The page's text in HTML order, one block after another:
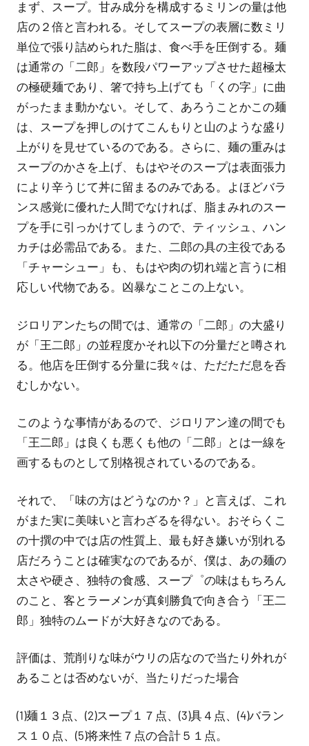
まず、スープ。甘み成分を構成するミリンの量は他
店の２倍と言われる。そしてスープの表層に数ミリ
単位で張り詰められた脂は、食べ手を圧倒する。麺
は通常の「二郎」を数段パワーアップさせた超極太
の極硬麺であり、箸で持ち上げても「くの字」に曲
がったまま動かない。そして、あろうことかこの麺
は、スープを押しのけてこんもりと山のような盛り
上がりを見せているのである。さらに、麺の重みは
スープのかさを上げ、もはやそのスープは表面張力
により辛うじて丼に留まるのみである。よほどバラ
ンス感覚に優れた人間でなければ、脂まみれのスー
プを手に引っかけてしまうので、ティッシュ、ハン
カチは必需品である。また、二郎の具の主役である
「チャーシュー」も、もはや肉の切れ端と言うに相
応しい代物である。凶暴なことこの上ない。
ジロリアンたちの間では、通常の「二郎」の大盛り
が「王二郎」の並程度かそれ以下の分量だと噂され
る。他店を圧倒する分量に我々は、ただただ息を呑
むしかない。
このような事情があるので、ジロリアン達の間でも
「王二郎」は良くも悪くも他の「二郎」とは一線を
画するものとして別格視されているのである。
それで、「味の方はどうなのか？」と言えば、これ
がまた実に美味いと言わざるを得ない。おそらくこ
の十撰の中では店の性質上、最も好き嫌いが別れる
店だろうことは確実なのであるが、僕は、あの麺の
太さや硬さ、独特の食感、スープ゜の味はもちろん
のこと、客とラーメンが真剣勝負で向き合う「王二
郎」独特のムードが大好きなのである。
評価は、荒削りな味がウリの店なので当たり外れが
あることは否めないが、当たりだった場合
(1)麺１３点、(2)スープ１７点、(3)具４点、(4)バラン
ス１０点、(5)将来性７点の合計５１点。